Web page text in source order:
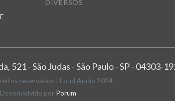
DIVERSOS
521 - São Judas - São Paulo - SP - 04303-
reservados | Loud Audio 2024
Desenvolvido por Porum